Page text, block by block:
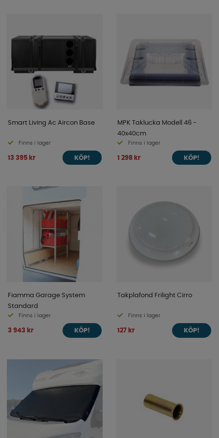
Smart Living Ac Aircon Base
Finns i lager
13 395 kr KÖP!
MPK Taklucka Modell 46 -
40x40cm
Finns i lager
1 298 kr KÖP!
Fiamma Garage System
Standard
Finns i lager
3 943 kr KÖP!
Takplafond Frilight Cirro
Finns i lager
127 kr KÖP!